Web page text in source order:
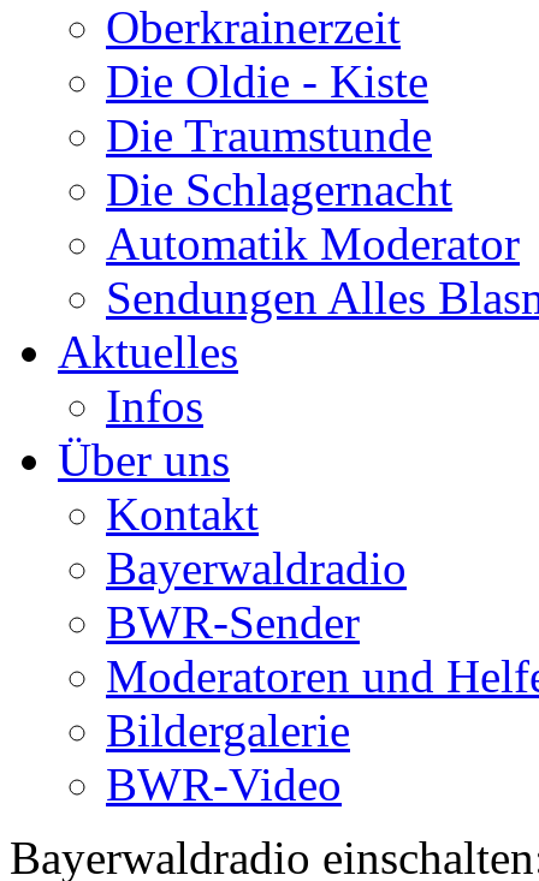
Oberkrainerzeit
Die Oldie - Kiste
Die Traumstunde
Die Schlagernacht
Automatik Moderator
Sendungen Alles
Aktuelles
Infos
Über uns
Kontakt
Bayerwaldradio
BWR-Sender
Moderatoren und
Bildergalerie
BWR-Video
Bayerwaldradio